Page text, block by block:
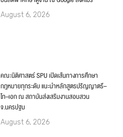
August 6, 2026
คณะนิติศาสตร์ SPU เปิดเส้นทางการศึกษา
กฎหมายทุกระดับ แนะนำหลักสูตรปริญญาตรี–
โท–เอก ณ สถาบันส่งเสริมงานสอบสวน
จ.นครปฐม
August 6, 2026